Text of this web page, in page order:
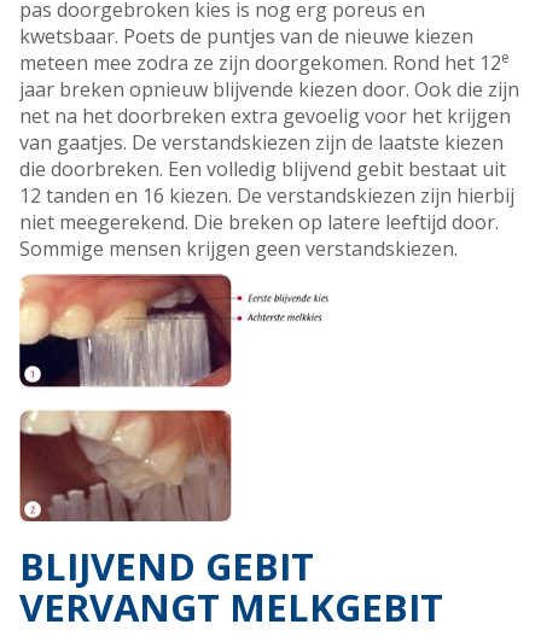
pas doorgebroken kies is nog erg poreus en
kwetsbaar. Poets de puntjes van de nieuwe kiezen
meteen mee zodra ze zijn doorgekomen. Rond het 12e
jaar breken opnieuw blijvende kiezen door. Ook die zijn
net na het doorbreken extra gevoelig voor het krijgen
van gaatjes. De verstandskiezen zijn de laatste kiezen
die doorbreken. Een volledig blijvend gebit bestaat uit
12 tanden en 16 kiezen. De verstandskiezen zijn hierbij
niet meegerekend. Die breken op latere leeftijd door.
Sommige mensen krijgen geen verstandskiezen.
BLIJVEND GEBIT
VERVANGT MELKGEBIT